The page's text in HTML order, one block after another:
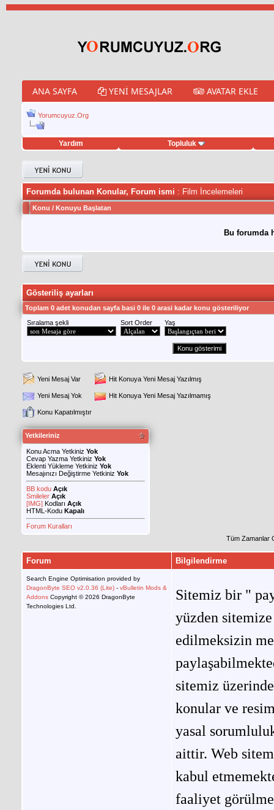
ANA SAYFA YENI MESAJLAR AVATAR EKLE
Yorumcuyuz.Org
Yardım Topluluk
hilesi
Forumda bulunan Konular, Forum ismi : Film İncelemeleri
Konu / Konuyu Başlatan
Bu forumda
Gösteriliş ayarları
Toplam 0 adet konudan sayfa basi 0 ile 0 arasi kadar konu gösteriliyor
Sıralama şekli
Sort Order Yaş
Yeni Mesaj Var Hit Konuya Yeni Mesaj Yazılmış
Yeni Mesaj Yok Hit Konuya Yeni Mesaj Yazılmamış
Konu Kapatılmıştır
Yetkileriniz
Konu Acma Yetkiniz Yok
Cevap Yazma Yetkiniz Yok
Eklenti Yükleme Yetkiniz Yok
Mesajınızı Değiştirme Yetkiniz Yok
BB kodu Açık
Smileler Açık
[IMG] Kodları Açık
HTML-Kodu Kapalı
Forum Kuralları
Tüm Zamanlar
Forum Bilgilendirme
Search Engine Optimisation provided by
DragonByte SEO v2.0.36 (Lite) - vBulletin Mods &
Addons Copyright © 2026 DragonByte
Technologies Ltd.
Sitemiz bir "
yüzden
edilmeksizin
sitemiz
konular ve
yasal
aittir. Web
kabul
faaliyet